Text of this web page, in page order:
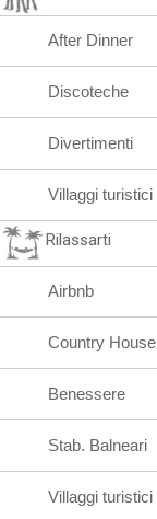
After Dinner
Discoteche
Divertimenti
Villaggi turistici
Rilassarti
Airbnb
Country House
Benessere
Stab. Balneari
Villaggi turistici